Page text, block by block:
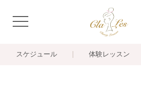
navigation
スケジュール 体験レッスン